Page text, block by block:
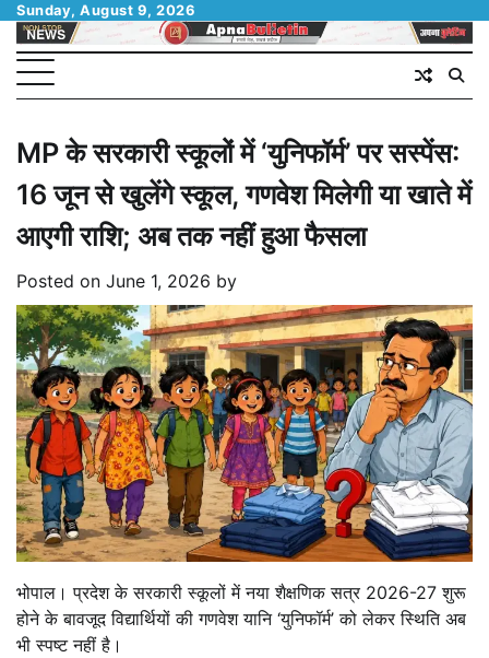
Skip
content
Sunday, August 9, 2026
MP के सरकारी स्कूलों में ‘युनिफॉर्म’ पर सस्पेंस:
16 जून से खुलेंगे स्कूल, गणवेश मिलेगी या खाते में
आएगी राशि; अब तक नहीं हुआ फैसला
Posted on June 1, 2026 by
भोपाल। प्रदेश के सरकारी स्कूलों में नया शैक्षणिक सत्र 2026-27 शुरू
होने के बावजूद विद्यार्थियों की गणवेश यानि ‘युनिफॉर्म’ को लेकर स्थिति अब
भी स्पष्ट नहीं है।